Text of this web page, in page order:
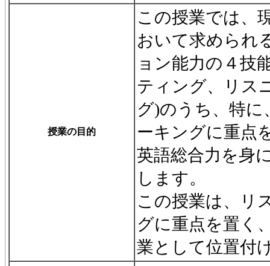
授業の目的
この授業では、
おいて求められ
ョン能力の４技
ティング、リス
グ)のうち、特
ーキングに重点
英語総合力を身
します。
この授業は、リ
グに重点を置く
業として位置付